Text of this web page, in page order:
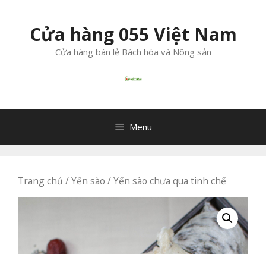
Cửa hàng 055 Việt Nam
Cửa hàng bán lẻ Bách hóa và Nông sản
Menu
Trang chủ /Yến sào / Yến sào chưa qua tinh chế